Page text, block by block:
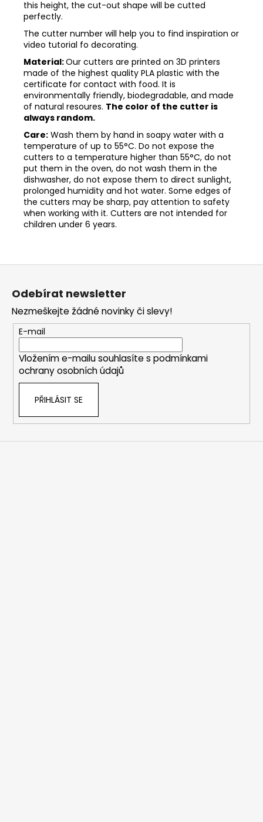
this height, the cut-out shape will be cutted
perfectly.
The cutter number will help you to find inspiration or
video tutorial fo decorating.
Material:Our cutters are printed on 3D printers
made of the highest quality PLA plastic with the
certificate for contact with food. It is
environmentally friendly, biodegradable, and made
of natural resoures. The color of the cutter is
always random.
Care: Wash them by hand in soapy water with a
temperature of up to 55°C. Do not expose the
cutters to a temperature higher than 55°C, do not
put them in the oven, do not wash them in the
dishwasher, do not expose them to direct sunlight,
prolonged humidity and hot water. Some edges of
the cutters may be sharp, pay attention to safety
when working with it. Cutters are not intended for
children under 6 years.
Z
Odebírat newsletter
Nezmeškejte žádné novinky či slevy!
E-mail
Vložením e-mailu souhlasíte s podmínkami
ochrany osobních údajů
PŘIHLÁSIT SE